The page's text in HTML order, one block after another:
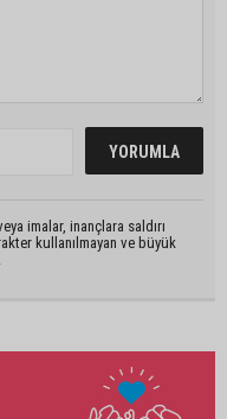
imalar, inançlara saldırı
kullanılmayan ve büyük